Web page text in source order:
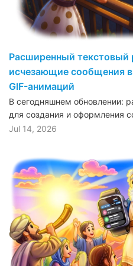
Расширенный текстовый
исчезающие сообщения
GIF-анимаций
В сегодняшнем обновлении:
для создания и оформления
Jul 14, 2026